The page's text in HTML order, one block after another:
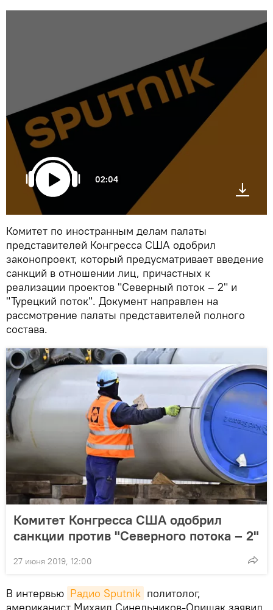
02:04
Комитет по иностранным делам палаты
представителей Конгресса США одобрил
законопроект, который предусматривает введение
санкций в отношении лиц, причастных к
реализации проектов "Северный поток – 2" и
"Турецкий поток". Документ направлен на
рассмотрение палаты представителей полного
состава.
Комитет Конгресса США одобрил
санкции против "Северного потока – 2"
27 июня 2019, 12:00
В интервью Радио Sputnik политолог,
американист Михаил Синельников-Оришак заявил,